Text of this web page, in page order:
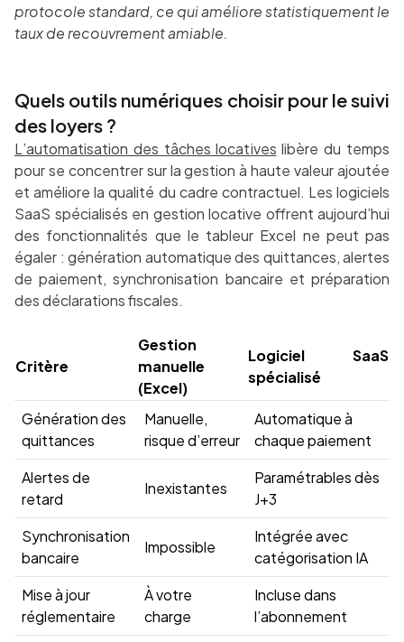
protocole standard, ce qui améliore statistiquement le
taux de recouvrement amiable.
Quels outils numériques choisir pour le suivi
des loyers ?
L’automatisation des tâches locatives libère du temps
pour se concentrer sur la gestion à haute valeur ajoutée
et améliore la qualité du cadre contractuel. Les logiciels
SaaS spécialisés en gestion locative offrent aujourd’hui
des fonctionnalités que le tableur Excel ne peut pas
égaler : génération automatique des quittances, alertes
de paiement, synchronisation bancaire et préparation
des déclarations fiscales.
Critère
Gestion
manuelle
(Excel)
Logiciel SaaS
spécialisé
Génération des
quittances
Manuelle,
risque d’erreur
Automatique à
chaque paiement
Alertes de
retard
Inexistantes
Paramétrables dès
J+3
Synchronisation
bancaire
Impossible
Intégrée avec
catégorisation IA
Mise à jour
réglementaire
À votre
charge
Incluse dans
l’abonnement